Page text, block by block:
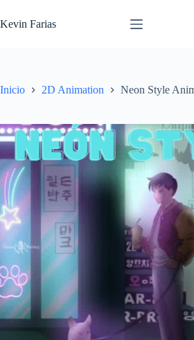
al
contenido
Kevin Farias
Inicio 2D Animation Neon Style